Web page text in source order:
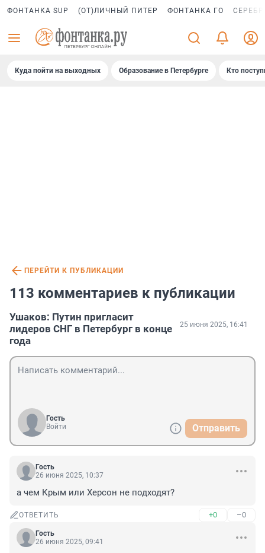
ФОНТАНКА SUP (ОТ)ЛИЧНЫЙ ПИТЕР ФОНТАНКА ГО
Куда пойти на выходных Образование в Петербурге Кто
ПЕРЕЙТИ К ПУБЛИКАЦИИ
113 комментариев к публикации
Ушаков: Путин пригласит
лидеров СНГ в Петербург в конце
года
25 июня 2025, 16:41
Гость
Войти
Отправить
Гость
26 июня 2025, 10:37
а чем Крым или Херсон не подходят?
ОТВЕТИТЬ +0 –0
Гость
26 июня 2025, 09:41